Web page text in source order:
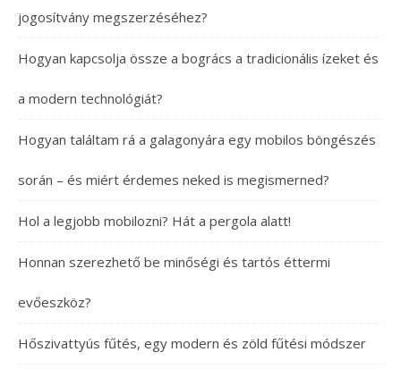
jogosítvány megszerzéséhez?
Hogyan kapcsolja össze a bogrács a tradicionális ízeket és
a modern technológiát?
Hogyan találtam rá a galagonyára egy mobilos böngészés
során – és miért érdemes neked is megismerned?
Hol a legjobb mobilozni? Hát a pergola alatt!
Honnan szerezhető be minőségi és tartós éttermi
evőeszköz?
Hőszivattyús fűtés, egy modern és zöld fűtési módszer